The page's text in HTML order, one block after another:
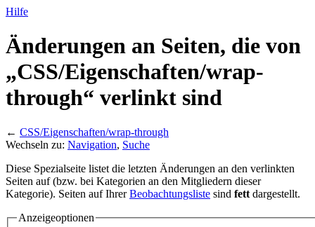
Hilfe
Änderungen an Seiten, die von
„CSS/Eigenschaften/wrap-
through“ verlinkt sind
← CSS/Eigenschaften/wrap-through
Wechseln zu: Navigation, Suche
Diese Spezialseite listet die letzten Änderungen an den verlinkten
Seiten auf (bzw. bei Kategorien an den Mitgliedern dieser
Kategorie). Seiten auf IhrerBeobachtungsliste sind fett dargestellt.
Anzeigeoptionen